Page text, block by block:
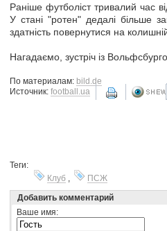
Раніше футболіст тривалий час
У стані "ротен" дедалі більше
здатність повернутися на
Нагадаємо, зустріч із
По материалам: bild.de
Источник: football.ua
Теги:
Клуб ,
ПСЖ
Добавить комментарий
Ваше имя: